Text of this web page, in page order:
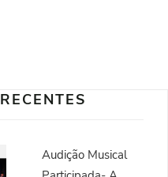
Audição Musical